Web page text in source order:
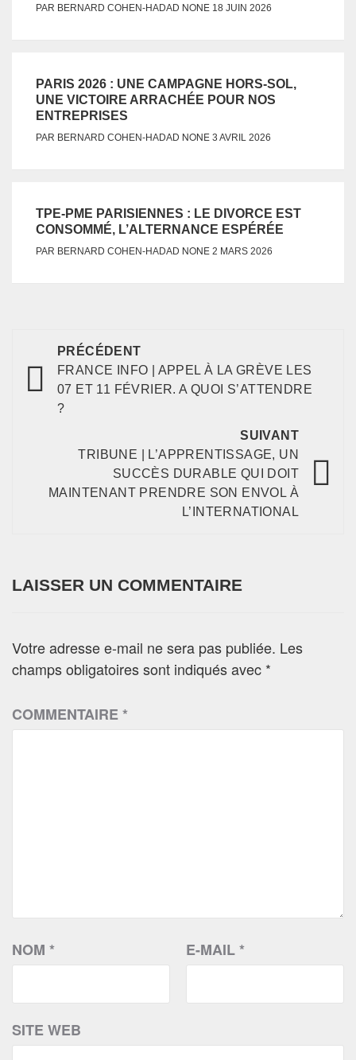
PAR BERNARD COHEN-HADAD NONE 18 JUIN 2026
PARIS 2026 : UNE CAMPAGNE HORS-SOL,
UNE VICTOIRE ARRACHÉE POUR NOS
ENTREPRISES
PAR BERNARD COHEN-HADAD NONE 3 AVRIL 2026
TPE-PME PARISIENNES : LE DIVORCE EST
CONSOMMÉ, L’ALTERNANCE ESPÉRÉE
PAR BERNARD COHEN-HADAD NONE 2 MARS 2026
PRÉCÉDENT
FRANCE INFO | APPEL À LA GRÈVE LES
07 ET 11 FÉVRIER. A QUOI S’ATTENDRE
?
SUIVANT
TRIBUNE | L’APPRENTISSAGE, UN
SUCCÈS DURABLE QUI DOIT
MAINTENANT PRENDRE SON ENVOL À
L’INTERNATIONAL
LAISSER UN COMMENTAIRE
Votre adresse e-mail ne sera pas publiée. Les
champs obligatoires sont indiqués avec *
COMMENTAIRE*
NOM * E-MAIL*
SITE WEB